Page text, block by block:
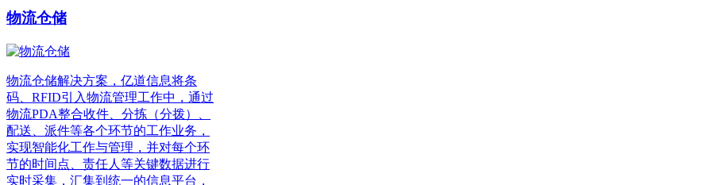
物流仓储
物流仓储解决方案，亿道信息将条
码、RFID引入物流管理工作中，通过
物流PDA整合收件、分拣（分拨）、
配送、派件等各个环节的工作业务，
实现智能化工作与管理，并对每个环
节的时间点、责任人等关键数据进行
实时采集，汇集到统一的信息平台，